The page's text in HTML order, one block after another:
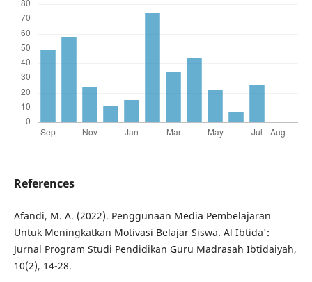
References
Afandi, M. A. (2022). Penggunaan Media Pembelajaran
Untuk Meningkatkan Motivasi Belajar Siswa. Al Ibtida':
Jurnal Program Studi Pendidikan Guru Madrasah Ibtidaiyah,
10(2), 14-28.